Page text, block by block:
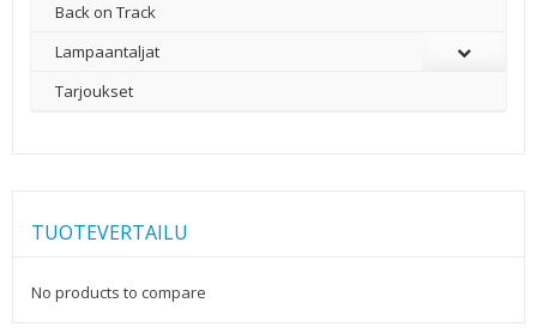
Back on Track
Lampaantaljat
Tarjoukset
TUOTEVERTAILU
No products to compare